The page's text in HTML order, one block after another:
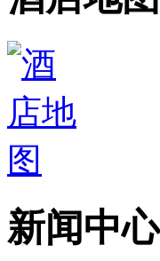
新闻中心